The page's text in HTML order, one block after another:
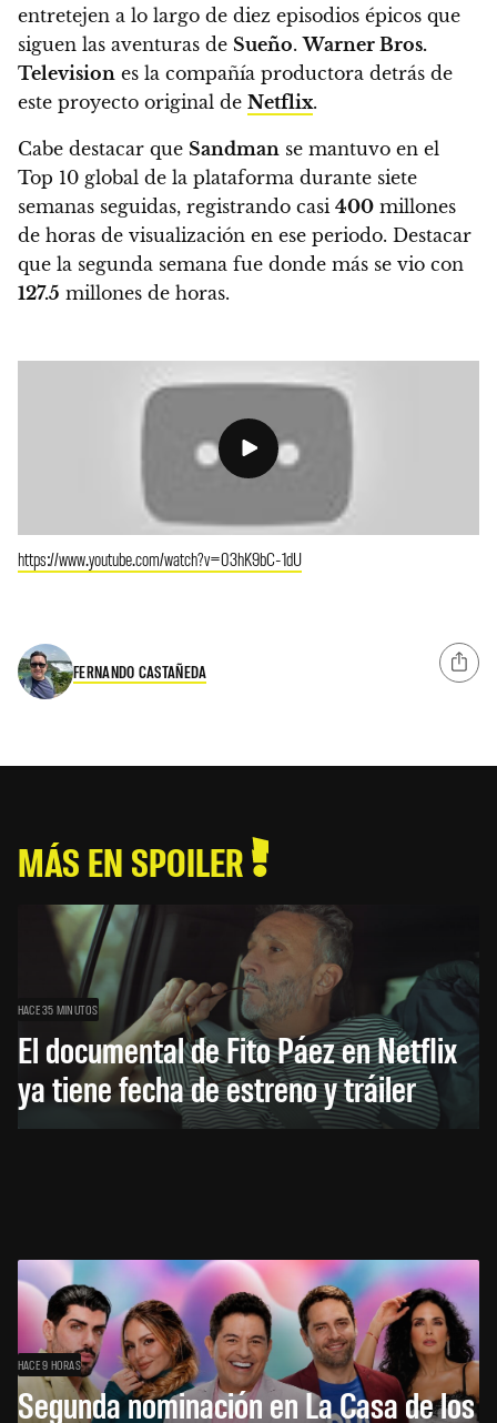
entretejen a lo largo de diez episodios épicos que
siguen las aventuras de Sueño.Warner Bros.
Television es la compañía productora detrás de
este proyecto original de Netflix.
Cabe destacar que Sandman se mantuvo en el
Top 10 global de la plataforma durante siete
semanas seguidas, registrando casi 400 millones
de horas de visualización en ese periodo. Destacar
que la segunda semana fue donde más se vio con
127.5 millones de horas.
https://www.youtube.com/watch?v=03hK9bC-1dU
FERNANDO CASTAÑEDA
MÁS EN SPOILER
HACE 35 MINUTOS
El documental de Fito Páez en Netflix
ya tiene fecha de estreno y tráiler
HACE 9 HORAS
Segunda nominación en La Casa de los